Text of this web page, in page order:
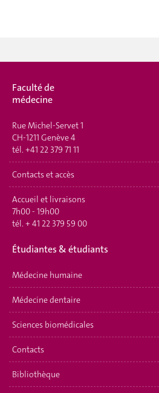
Faculté de
médecine
Rue Michel-Servet 1
CH-1211 Genève 4
tél. +41 22 379 71 11
Contacts et accès
Accueil et livraisons
7h00 - 19h00
tél. + 41 22 379 59 00
Étudiantes & étudiants
Médecine humaine
Médecine dentaire
Sciences biomédicales
Contacts
Bibliothèque